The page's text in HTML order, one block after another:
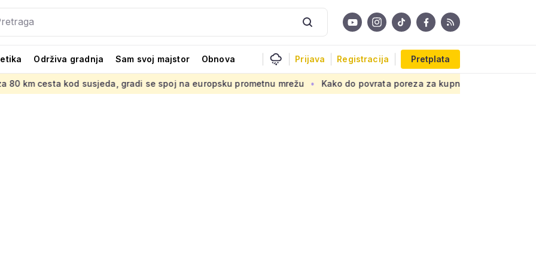
Održiva gradnja Sam svoj majstor Obnova Prijava Registracija Pretplata
kod susjeda, gradi se spoj na europsku prometnu mrežu Kako do povrata poreza za kupnju prve nekretnine: Morate